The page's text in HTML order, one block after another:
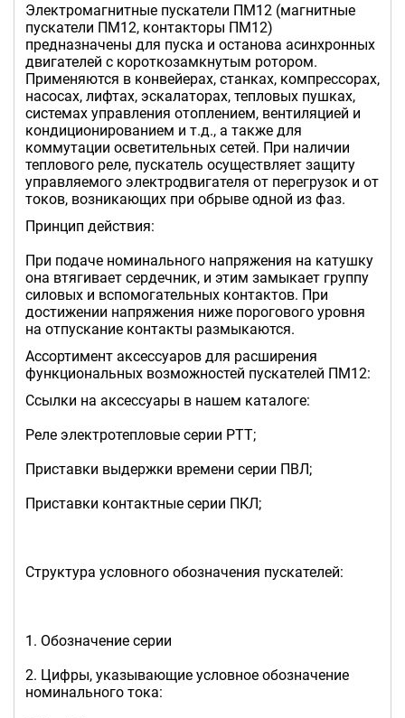
Электромагнитные пускатели ПМ12 (магнитные
пускатели ПМ12, контакторы ПМ12)
предназначены для пуска и останова асинхронных
двигателей с короткозамкнутым ротором.
Применяются в конвейерах, станках, компрессорах,
насосах, лифтах, эскалаторах, тепловых пушках,
системах управления отоплением, вентиляцией и
кондиционированием и т.д., а также для
коммутации осветительных сетей. При наличии
теплового реле, пускатель осуществляет защиту
управляемого электродвигателя от перегрузок и от
токов, возникающих при обрыве одной из фаз.
Принцип действия:
При подаче номинального напряжения на катушку
она втягивает сердечник, и этим замыкает группу
силовых и вспомогательных контактов. При
достижении напряжения ниже порогового уровня
на отпускание контакты размыкаются.
Ассортимент аксессуаров для расширения
функциональных возможностей пускателей ПМ12:
Ссылки на аксессуары в нашем каталоге:
Реле электротепловые серии РТТ;
Приставки выдержки времени серии ПВЛ;
Приставки контактные серии ПКЛ;
Структура условного обозначения пускателей:
1. Обозначение серии
2. Цифры, указывающие условное обозначение
номинального тока: